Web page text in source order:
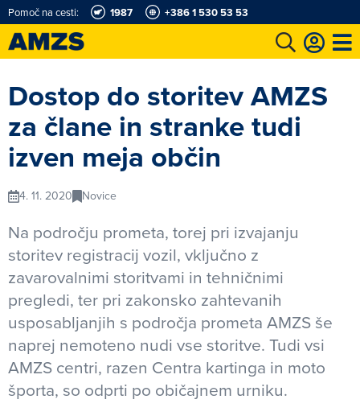
Pomoč na cesti: 1987 +386 1 530 53 53
Dostop do storitev AMZS
za člane in stranke tudi
izven meja občin
4. 11. 2020 Novice
Na področju prometa, torej pri izvajanju
storitev registracij vozil, vključno z
zavarovalnimi storitvami in tehničnimi
pregledi, ter pri zakonsko zahtevanih
usposabljanjih s področja prometa AMZS še
naprej nemoteno nudi vse storitve. Tudi vsi
AMZS centri, razen Centra kartinga in moto
športa, so odprti po običajnem urniku.